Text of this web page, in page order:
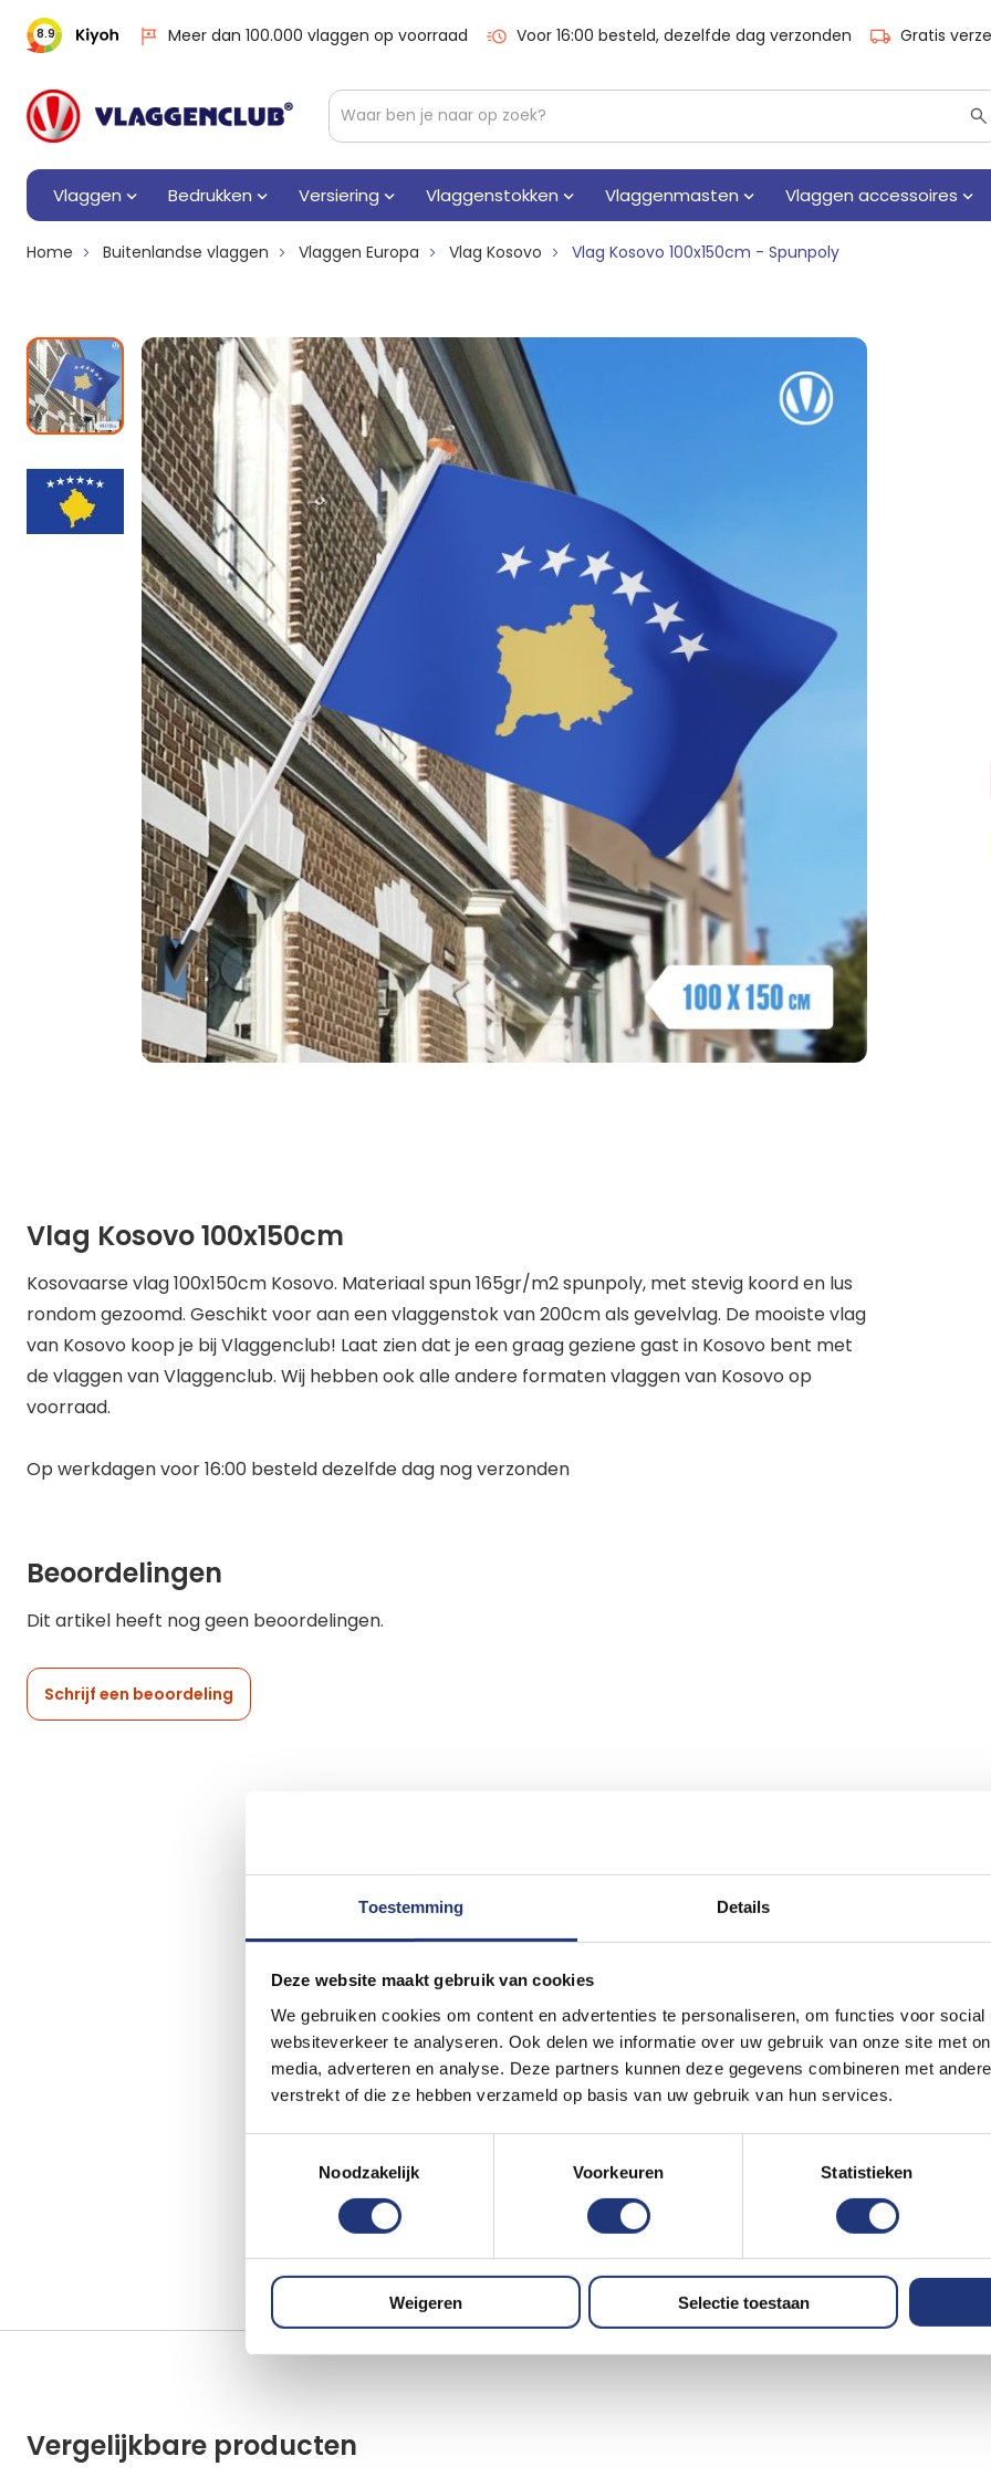
Toestemming Details
Deze website maakt gebruik van cookies
We gebruiken cookies om content en advertenties te personaliseren, om functies voor social
websiteverkeer te analyseren. Ook delen we informatie over uw gebruik van onze site met
media, adverteren en analyse. Deze partners kunnen deze gegevens combineren met
verstrekt of die ze hebben verzameld op basis van uw gebruik van hun services.
Noodzakelijk
Voorkeuren Statistieken
Weigeren Selectie toestaan
8.9 Meer dan 100.000 vlaggen op voorraad Voor 16:00 besteld, dezelfde dag verzonden Gratis
Vlaggen Bedrukken Versiering Vlaggenstokken Vlaggenmasten Vlaggen accessoires
Home Buitenlandse vlaggen Vlaggen Europa Vlag Kosovo Vlag Kosovo 100x150cm - Spunpoly
Vlag Kosovo 100x150cm
Kosovaarse vlag 100x150cm Kosovo. Materiaal spun 165gr/m2 spunpoly, met stevig koord en lus
rondom gezoomd. Geschikt voor aan een vlaggenstok van 200cm als gevelvlag. De mooiste vlag
van Kosovo koop je bij Vlaggenclub! Laat zien dat je een graag geziene gast in Kosovo bent met
de vlaggen van Vlaggenclub. Wij hebben ook alle andere formaten vlaggen van Kosovo op
voorraad.
Op werkdagen voor 16:00 besteld dezelfde dag nog verzonden
Beoordelingen
Dit artikel heeft nog geen beoordelingen.
Schrijf een beoordeling
Vergelijkbare producten